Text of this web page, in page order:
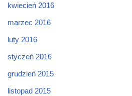
kwiecień 2016
marzec 2016
luty 2016
styczeń 2016
grudzień 2015
listopad 2015